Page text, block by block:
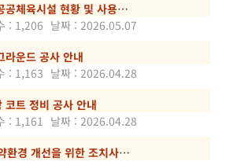
인천광역시 미추홀구 공공체육시설 현황 및 사용료 고시 공고
: 1,206 날짜 : 2026.05.07
라운드 공사 안내
: 1,163 날짜 : 2026.04.28
코트 정비 공사 안내
: 1,161 날짜 : 2026.04.28
체육시설(테니스장)예약환경 개선을 위한 조치사항 안내